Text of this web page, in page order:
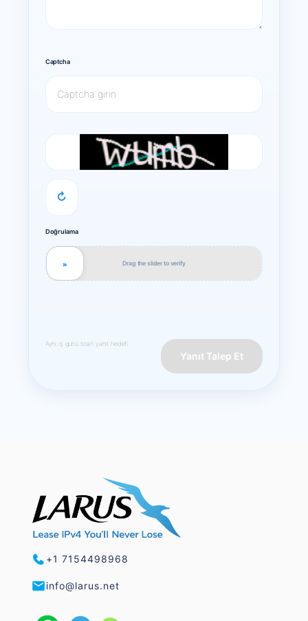
Captcha
↻
Doğrulama
Drag the slider to verify
»
Aynı iş günü ticari yanıt hedefi.
Yanıt Talep Et
+1 7154498968
info@larus.net